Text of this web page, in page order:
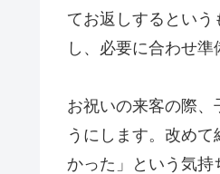
てお返しするとい
し、必要に合わせ準
お祝いの来客の際
うにします。改め
かった」という気持